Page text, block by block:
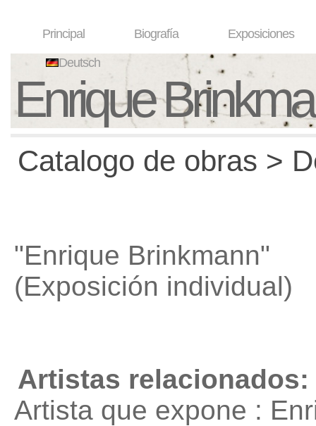
Principal Biografía Exposiciones
Deutsch
Enrique
Catalogo de obras >
"Enrique Brinkmann"
(Exposición individual)
Artistas relacionados:
Artista que expone :